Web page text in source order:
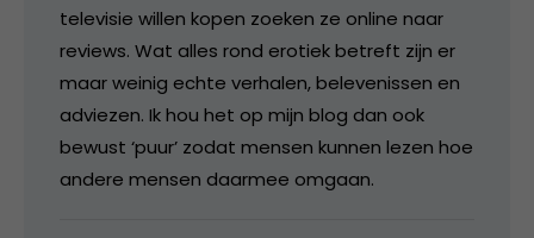
televisie willen kopen zoeken ze online naar
reviews. Wat alles rond erotiek betreft zijn er
maar weinig echte verhalen, belevenissen en
adviezen. Ik hou het op mijn blog dan ook
bewust ‘puur’ zodat mensen kunnen lezen hoe
andere mensen daarmee omgaan.